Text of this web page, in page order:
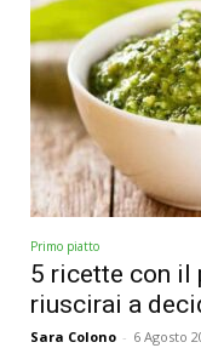
Primo piatto
5 ricette con il
riuscirai a
Sara Colono - 6 Agosto